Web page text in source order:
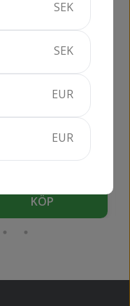
479 kr
Bulldog Bold Black
KÖP
SEK
SEK
EUR
EUR